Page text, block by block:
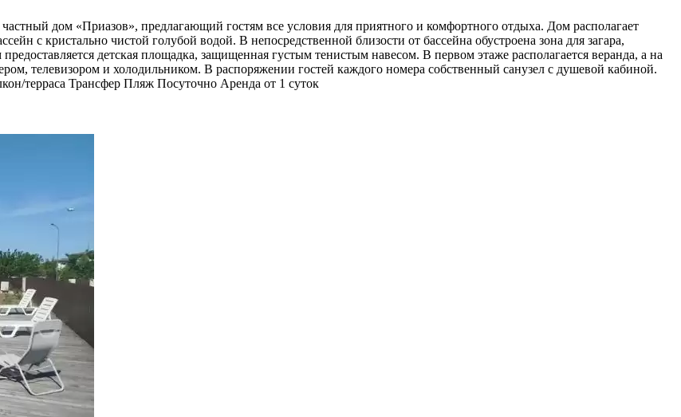
дом «Приазов», предлагающий гостям все условия для приятного и комфортного отдыха. Дом располагает
с кристально чистой голубой водой. В непосредственной близости от бассейна обустроена зона для загара,
детская площадка, защищенная густым тенистым навесом. В первом этаже располагается веранда, а на
телевизором и холодильником. В распоряжении гостей каждого номера собственный санузел с душевой кабиной.
терраса Трансфер Пляж Посуточно Аренда от 1 суток